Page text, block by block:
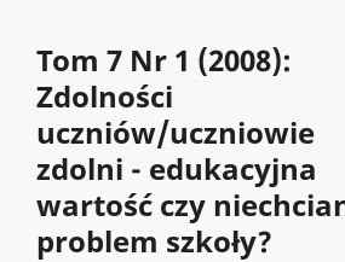
Tom 7 Nr 1 (2008):
Zdolności
uczniów/uczniowie
zdolni - edukacyjna
wartość czy
problem szkoły?